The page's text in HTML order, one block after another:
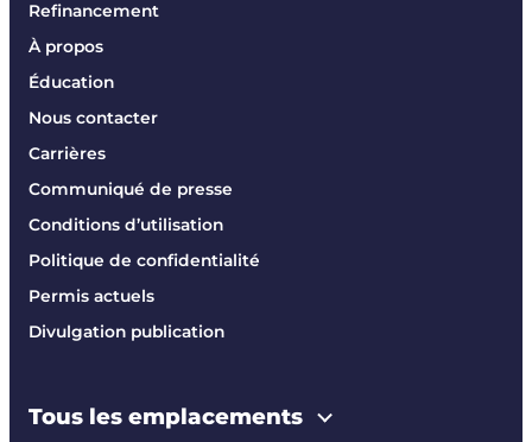
Refinancement
À propos
Éducation
Nous contacter
Carrières
Communiqué de presse
Conditions d’utilisation
Politique de confidentialité
Permis actuels
Divulgation publication
Tous les emplacements